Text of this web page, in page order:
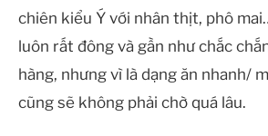
chiên kiểu Ý với nhân thịt, phô
luôn rất đông và gần như chắc
hàng, nhưng vì là dạng ăn nhanh/
cũng sẽ không phải chờ quá lâu.